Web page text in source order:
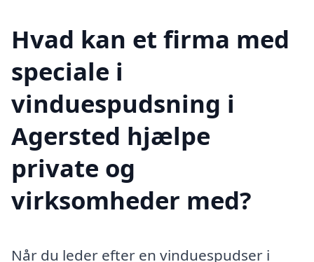
Hvad kan et firma med
speciale i
vinduespudsning i
Agersted hjælpe
private og
virksomheder med?
Når du leder efter en vinduespudser i